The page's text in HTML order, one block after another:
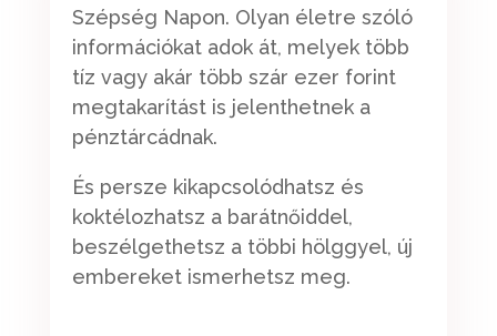
Szépség Napon. Olyan életre szóló
információkat adok át, melyek több
tíz vagy akár több szár ezer forint
megtakarítást is jelenthetnek a
pénztárcádnak.
És persze kikapcsolódhatsz és
koktélozhatsz a barátnőiddel,
beszélgethetsz a többi hölggyel, új
embereket ismerhetsz meg.